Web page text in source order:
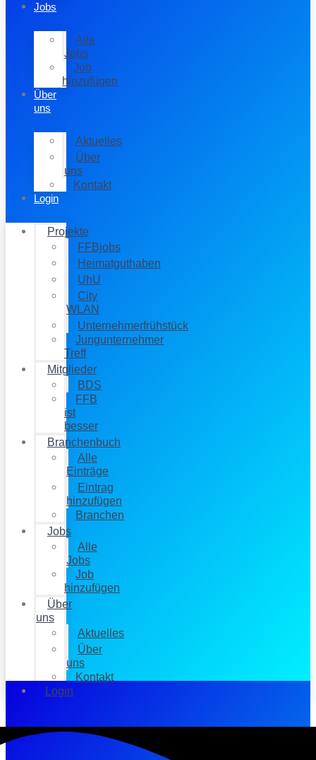
Jobs
Alle
Jobs
Job
hinzufügen
Über
uns
Aktuelles
Über
uns
Kontakt
Login
Projekte
FFBjobs
Heimatguthaben
UhU
City
WLAN
Unternehmerfrühstück
Jungunternehmer
Treff
Mitglieder
BDS
FFB
ist
besser
Branchenbuch
Alle
Einträge
Eintrag
hinzufügen
Branchen
Jobs
Alle
Jobs
Job
hinzufügen
Über
uns
Aktuelles
Über
uns
Kontakt
Login